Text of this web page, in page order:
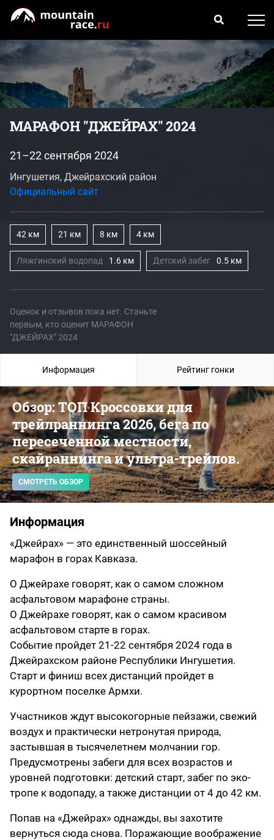
МАРАФОН "ДЖЕЙРАХ" 2024
Оценок и отзывов пока нет. Станьте
первым, кто оценит МАРАФОН
"ДЖЕЙРАХ" 2024
21–22 сентября 2024
Ингушетия, Джейрахский район
Официальный сайт
42 км 21 км 8 км 4 км
Ляжгинский водопад 1.6 км Детский забег 0.5 км
Обзор: ТОП Кроссовки для
трейлраннинга 2026, бега по
пересеченной местности,
скайраннинга и ультра-трейлов.
СМОТРЕТЬ ОБЗОР
Информация
«Джейрах» — это единственный шоссейный
марафон в горах Кавказа.
О Джейрахе говорят, как о самом сложном
асфальтовом марафоне страны.
О Джейрахе говорят, как о самом красивом
асфальтовом старте в горах.
Событие пройдет 21-22 сентября 2024 года в
Джейрахском районе Республики Ингушетия.
Старт и финиш всех дистанций пройдет в
курортном поселке Армхи.
Участников ждут высокогорные пейзажи, свежий
воздух и практически нетронутая природа,
застывшая в тысячелетнем молчании гор.
Предусмотрены забеги для всех возрастов и
уровней подготовки: детский старт, забег по эко-
тропе к водопаду, а также дистанции от 4 до 42 км.
Попав на «Джейрах» однажды, вы захотите
вернуться сюда снова. Поражающие воображение
Информация Рейтинг гонки